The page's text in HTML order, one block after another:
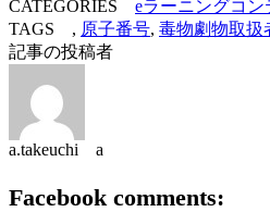
CATEGORIES eラーニングコン
TAGS , 原子番号, 毒物劇物取扱
記事の投稿者
a.takeuchi a
Facebook comments: